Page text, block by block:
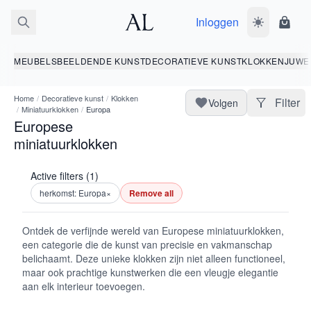
Inloggen Wissel
MEUBELSBEELDENDE KUNSTDECORATIEVE KUNSTKLOKKEN
Home / Decoratieve kunst / Klokken
/ Miniatuurklokken / Europa
Europese
miniatuurklokken
Volgen Filter
Active filters (1)
herkomst: Europa× Remove all
Ontdek de verfijnde wereld van Europese miniatuurklokken,
een categorie die de kunst van precisie en vakmanschap
belichaamt. Deze unieke klokken zijn niet alleen functioneel,
maar ook prachtige kunstwerken die een vleugje elegantie
aan elk interieur toevoegen.